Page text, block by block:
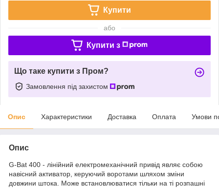
Купити
або
Купити з
Що таке купити з Пром?
Замовлення під захистом
Опис Характеристики Доставка Оплата Умови
Опис
G-Bat 400 - лінійний електромеханічний привід являє собою
навісний активатор, керуючий воротами шляхом зміни
довжини штока. Може встановлюватися тільки на ті розпашні